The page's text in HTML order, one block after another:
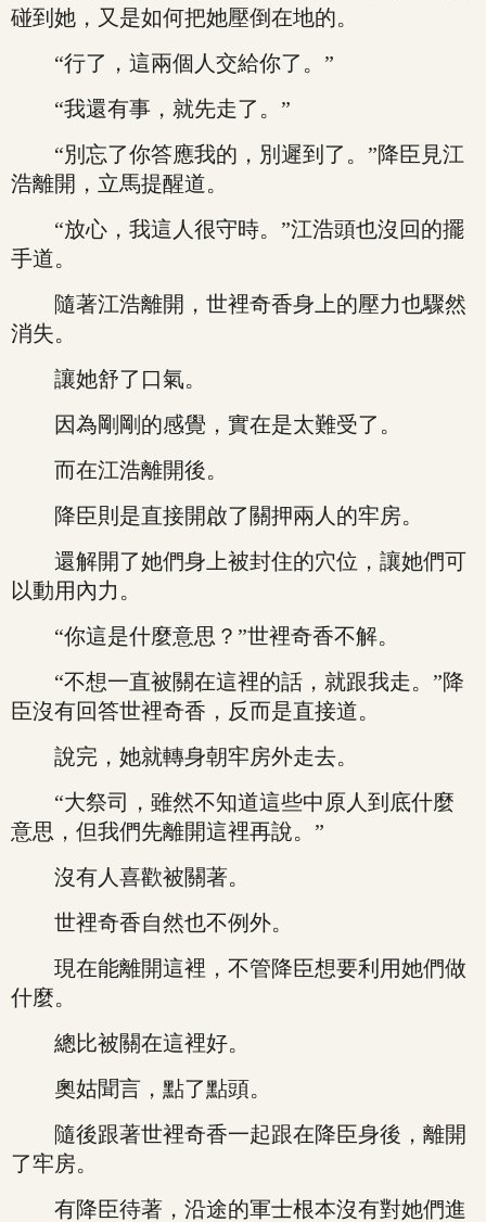
碰到她，又是如何把她壓倒在地的。
“行了，這兩個人交給你了。”
“我還有事，就先走了。”
“別忘了你答應我的，別遲到了。”降臣見江
浩離開，立馬提醒道。
“放心，我這人很守時。”江浩頭也沒回的擺
手道。
隨著江浩離開，世裡奇香身上的壓力也驟然
消失。
讓她舒了口氣。
因為剛剛的感覺，實在是太難受了。
而在江浩離開後。
降臣則是直接開啟了關押兩人的牢房。
還解開了她們身上被封住的穴位，讓她們可
以動用內力。
“你這是什麼意思？”世裡奇香不解。
“不想一直被關在這裡的話，就跟我走。”降
臣沒有回答世裡奇香，反而是直接道。
說完，她就轉身朝牢房外走去。
“大祭司，雖然不知道這些中原人到底什麼
意思，但我們先離開這裡再說。”
沒有人喜歡被關著。
世裡奇香自然也不例外。
現在能離開這裡，不管降臣想要利用她們做
什麼。
總比被關在這裡好。
奧姑聞言，點了點頭。
隨後跟著世裡奇香一起跟在降臣身後，離開
了牢房。
有降臣待著，沿途的軍士根本沒有對她們進